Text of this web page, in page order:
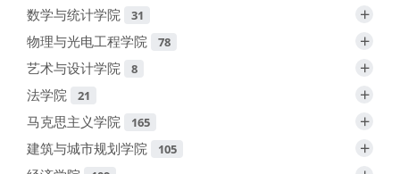
数学与统计学院 31 +
物理与光电工程学院 78 +
艺术与设计学院 8 +
法学院 21 +
马克思主义学院 165 +
建筑与城市规划学院 105 +